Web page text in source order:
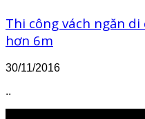
Thi công vách ngăn di
hơn 6m
30/11/2016
..